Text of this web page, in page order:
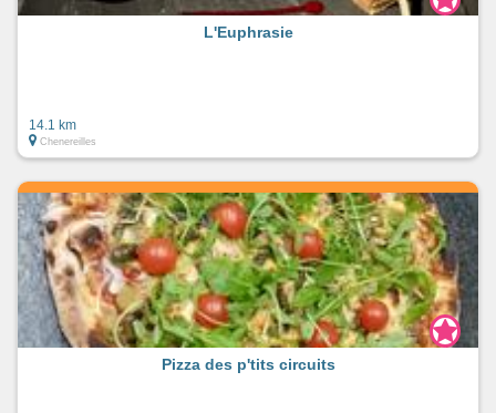
L'Euphrasie
14.1 km
Chenereilles
Pizza des p'tits circuits